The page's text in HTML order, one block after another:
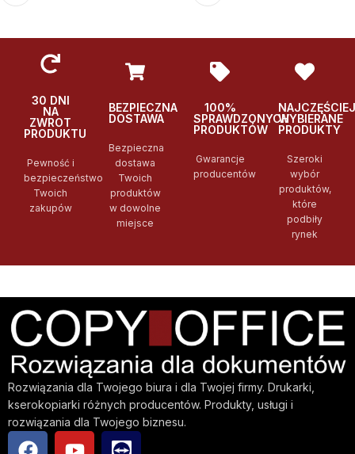
30 DNI
NA
ZWROT
PRODUKTU
Pewność i
bezpieczeństwo
Twoich
zakupów
BEZPIECZNA
DOSTAWA
Bezpieczna
dostawa
Twoich
produktów
w dowolne
miejsce
100%
SPRAWDZONYCH
PRODUKTÓW
Gwarancje
producentów
NAJCZĘŚCIEJ
WYBIERANE
PRODUKTY
Szeroki
wybór
produktów,
które
podbiły
rynek
Rozwiązania dla Twojego biura i dla Twojej firmy. Drukarki,
kserokopiarki różnych producentów. Produkty, usługi i
rozwiązania dla Twojego biznesu.